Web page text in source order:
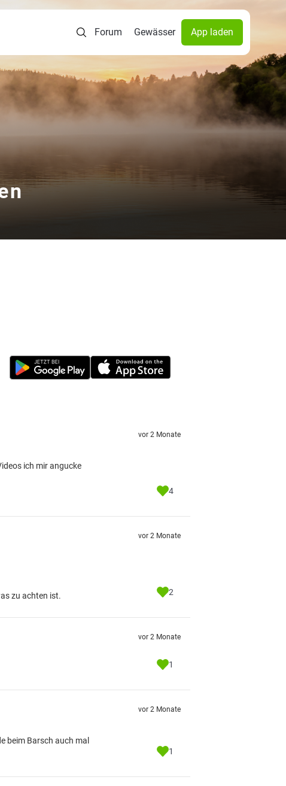
Forum Gewässer App laden
ich mir angucke
vor 2 Monate
4
zu achten ist.
vor 2 Monate
2
vor 2 Monate
1
beim Barsch auch mal
vor 2 Monate
1